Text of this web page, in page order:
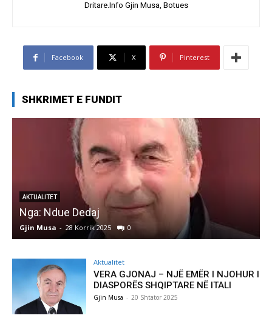
Dritare.Info Gjin Musa, Botues
Facebook X Pinterest
SHKRIMET E FUNDIT
AKTUALITET
Nga: Ndue Dedaj
Gjin Musa - 28 Korrik 2025 0
Aktualitet
VERA GJONAJ – NJË EMËR I NJOHUR I
DIASPORËS SHQIPTARE NË ITALI
Gjin Musa - 20 Shtator 2025